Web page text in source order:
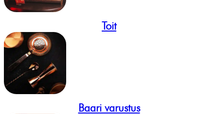
Toit
Baari varustus